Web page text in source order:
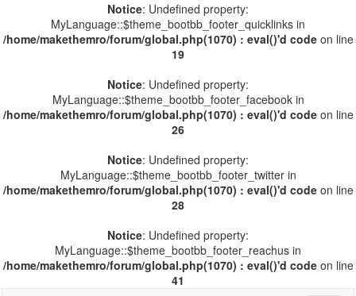
Notice: Undefined property:
MyLanguage::$theme_bootbb_footer_quicklinks in
/home/makethemro/forum/global.php(1070) : eval()'d codeon line
19
Notice: Undefined property:
MyLanguage::$theme_bootbb_footer_facebook in
/home/makethemro/forum/global.php(1070) : eval()'d codeon line
26
Notice: Undefined property:
MyLanguage::$theme_bootbb_footer_twitter in
/home/makethemro/forum/global.php(1070) : eval()'d codeon line
28
Notice: Undefined property:
MyLanguage::$theme_bootbb_footer_reachus in
/home/makethemro/forum/global.php(1070) : eval()'d codeon line
41